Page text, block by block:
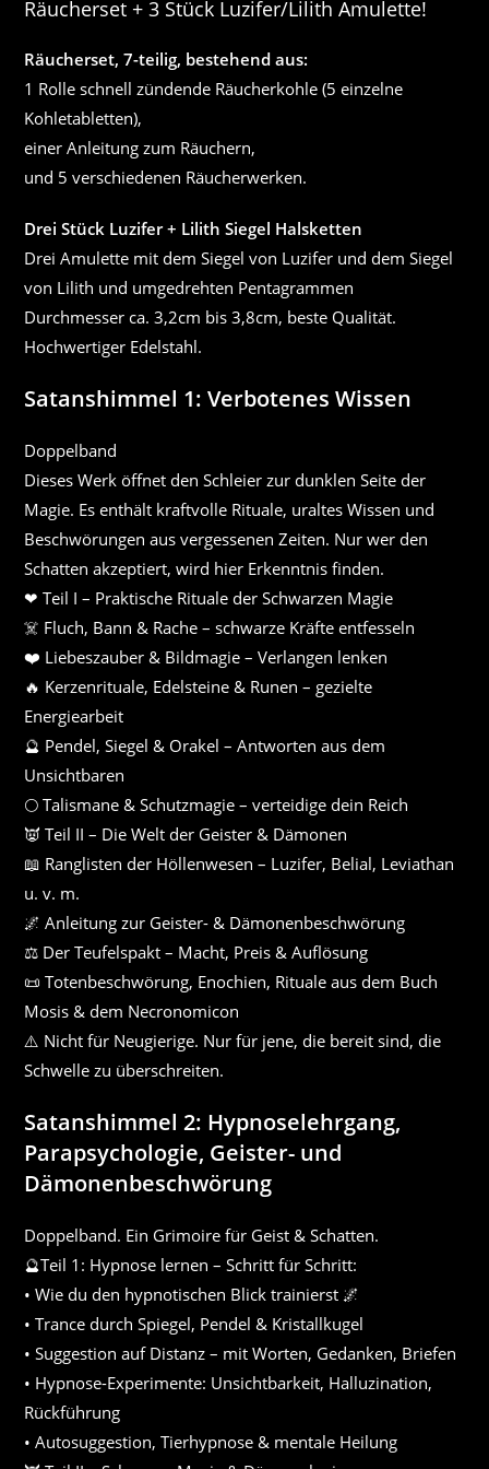
Räucherset + 3 Stück Luzifer/Lilith Amulette!
Räucherset, 7-teilig, bestehend aus:
1 Rolle schnell zündende Räucherkohle (5 einzelne
Kohletabletten),
einer Anleitung zum Räuchern,
und 5 verschiedenen Räucherwerken.
Drei Stück Luzifer + Lilith Siegel Halsketten
Drei Amulette mit dem Siegel von Luzifer und dem Siegel
von Lilith und umgedrehten Pentagrammen
Durchmesser ca. 3,2cm bis 3,8cm, beste Qualität.
Hochwertiger Edelstahl.
Satanshimmel 1: Verbotenes Wissen
Doppelband
Dieses Werk öffnet den Schleier zur dunklen Seite der
Magie. Es enthält kraftvolle Rituale, uraltes Wissen und
Beschwörungen aus vergessenen Zeiten. Nur wer den
Schatten akzeptiert, wird hier Erkenntnis finden.
❤︎ Teil I – Praktische Rituale der Schwarzen Magie
☠️ Fluch, Bann & Rache – schwarze Kräfte entfesseln
❤️ Liebeszauber & Bildmagie – Verlangen lenken
🔥 Kerzenrituale, Edelsteine & Runen – gezielte
Energiearbeit
🔮 Pendel, Siegel & Orakel – Antworten aus dem
Unsichtbaren
🌕 Talismane & Schutzmagie – verteidige dein Reich
👿 Teil II – Die Welt der Geister & Dämonen
📖 Ranglisten der Höllenwesen – Luzifer, Belial, Leviathan
u. v. m.
🌌 Anleitung zur Geister- & Dämonenbeschwörung
⚖️ Der Teufelspakt – Macht, Preis & Auflösung
📜 Totenbeschwörung, Enochien, Rituale aus dem Buch
Mosis & dem Necronomicon
⚠️ Nicht für Neugierige. Nur für jene, die bereit sind, die
Schwelle zu überschreiten.
Satanshimmel 2: Hypnoselehrgang,
Parapsychologie, Geister- und
Dämonenbeschwörung
Doppelband. Ein Grimoire für Geist & Schatten.
🔮Teil 1: Hypnose lernen – Schritt für Schritt:
• Wie du den hypnotischen Blick trainierst 🌌
• Trance durch Spiegel, Pendel & Kristallkugel
• Suggestion auf Distanz – mit Worten, Gedanken, Briefen
• Hypnose-Experimente: Unsichtbarkeit, Halluzination,
Rückführung
• Autosuggestion, Tierhypnose & mentale Heilung